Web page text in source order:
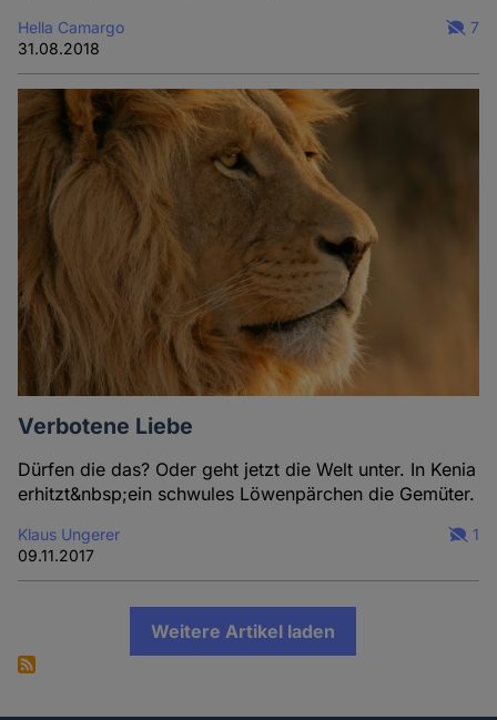
Hella Camargo
31.08.2018
7
Verbotene Liebe
Dürfen die das? Oder geht jetzt die Welt unter. In Kenia
erhitzt&nbsp;ein schwules Löwenpärchen die Gemüter.
Klaus Ungerer
09.11.2017
1
Weitere Artikel laden